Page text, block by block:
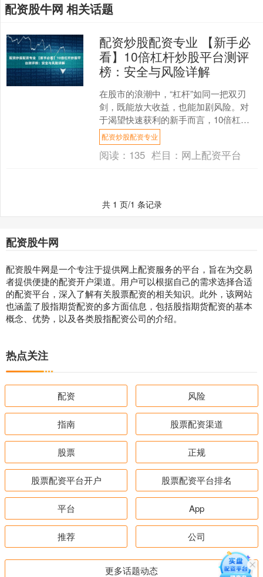
配资股牛网 相关话题
配资炒股配资专业 【新手必
看】10倍杠杆炒股平台测评
榜：安全与风险详解
在股市的浪潮中，“杠杆”如同一把双刃
剑，既能放大收益，也能加剧风险。对
于渴望快速获利的新手而言，10倍杠杆
平台充满了诱惑。然而，高回报的背
后，是成倍放大的风险深....
配资炒股配资专业
阅读： 135 栏目： 网上配资平台
共 1 页/1 条记录
配资股牛网
配资股牛网是一个专注于提供网上配资服务的平台，旨在为交易
者提供便捷的配资开户渠道。用户可以根据自己的需求选择合适
的配资平台，深入了解有关股票配资的相关知识。此外，该网站
也涵盖了股指期货配资的多方面信息，包括股指期货配资的基本
概念、优势，以及各类股指配资公司的介绍。
热点关注
配资 风险
指南 股票配资渠道
股票 正规
股票配资平台开户 股票配资平台排名
平台 App
推荐 公司
更多话题动态